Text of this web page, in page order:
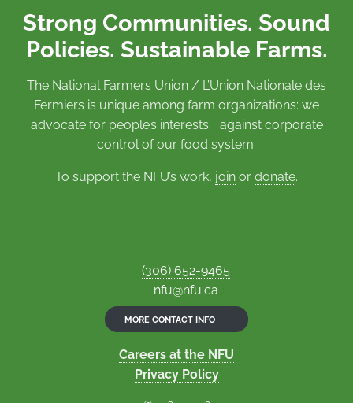
Strong Communities. Sound
Policies. Sustainable Farms.
The National Farmers Union / L’Union Nationale des
Fermiers is unique among farm organizations: we
advocate for people’s interests against corporate
control of our food system.
To support the NFU’s work, join or donate.
(306) 652-9465
nfu@nfu.ca
MORE CONTACT INFO
Careers at the NFU
Privacy Policy